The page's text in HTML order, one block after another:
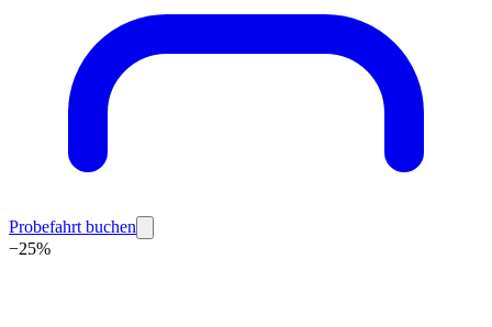
Probefahrt buchen
−25%